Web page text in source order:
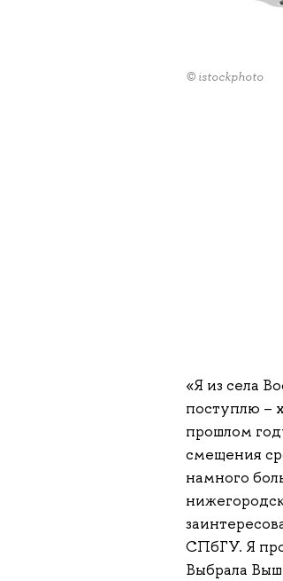
© istockphoto
«Я из села
поступлю –
прошлом
смещения
намного
СПбГУ. Я
Выбрала